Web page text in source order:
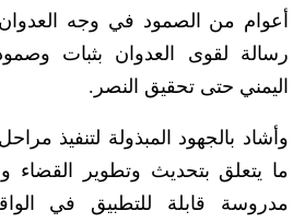
أعوام من الصمود في وجه
رسالة لقوى العدوان بثبات
اليمني حتى تحقيق النصر.
وأشاد بالجهود المبذولة لتنفيذ
ما يتعلق بتحديث وتطوير القضاء
مدروسة قابلة للتطبيق في